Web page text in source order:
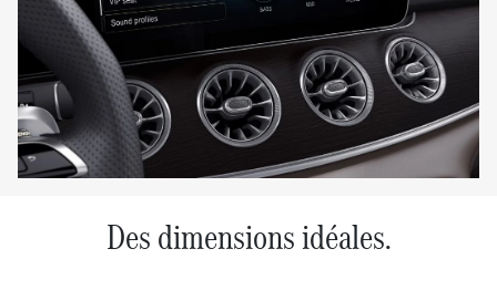
Des dimensions idéales.